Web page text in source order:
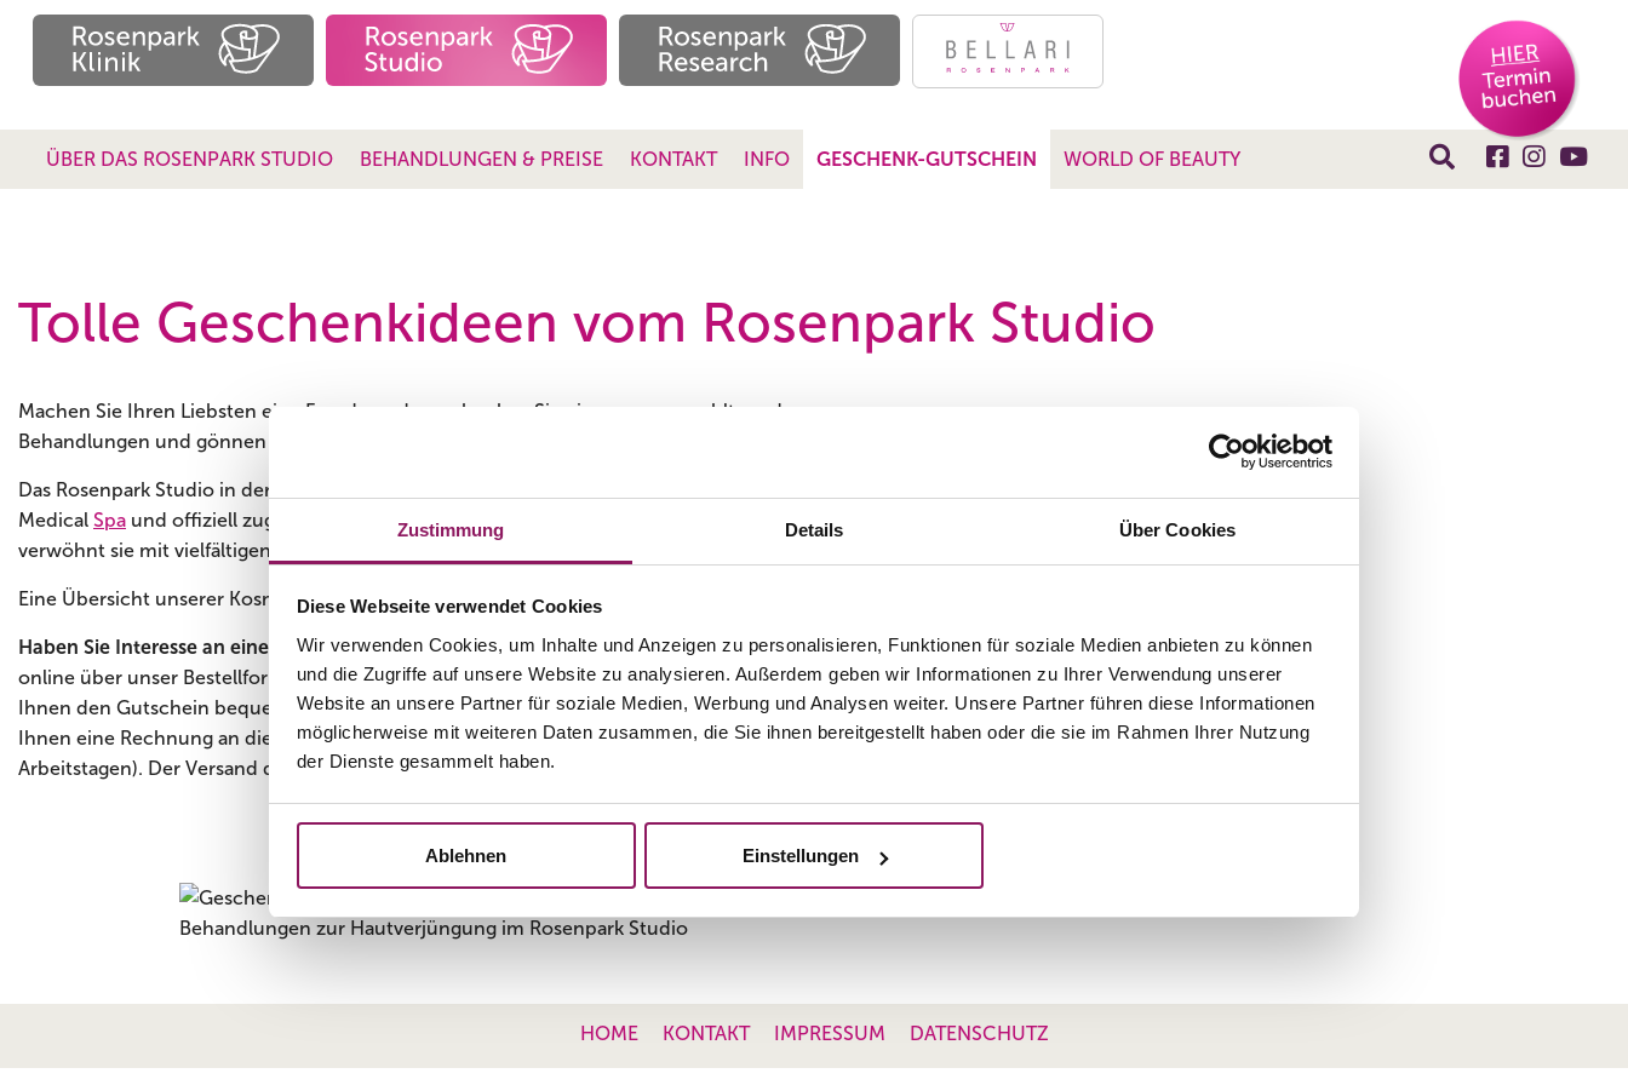
Zustimmung Details Über Cookies
Diese Webseite verwendet Cookies
Wir verwenden Cookies, um Inhalte und Anzeigen zu personalisieren, Funktionen für soziale Medien anbieten zu können
und die Zugriffe auf unsere Website zu analysieren. Außerdem geben wir Informationen zu Ihrer Verwendung unserer
Website an unsere Partner für soziale Medien, Werbung und Analysen weiter. Unsere Partner führen diese Informationen
möglicherweise mit weiteren Daten zusammen, die Sie ihnen bereitgestellt haben oder die sie im Rahmen Ihrer Nutzung
der Dienste gesammelt haben.
Ablehnen Einstellungen
ÜBER DAS ROSENPARK STUDIO BEHANDLUNGEN & PREISE KONTAKT INFO GESCHENK-GUTSCHEIN WORLD OF BEAUTY
Tolle Geschenkideen vom Rosenpark Studio
Machen Sie Ihren Liebsten eine Freude und verschenken Sie eine unserer wohltuenden
Behandlungen und gönnen Sie ihnen eine Auszeit vom Alltag.
Das Rosenpark Studio in der Innenstadt von Darmstadt ist ein exklusives
Medical Spa und offiziell zugelassene ärztliche Privatpraxis. Unser ausgebildetes Team
verwöhnt sie mit vielfältigen Kosmetikanwendungen an Gesicht und Körper.
Eine Übersicht unserer Kosmetik-Anwendungen finden Siehier.
Haben Sie Interesse an einem Geschenk-Gutschein?Bestellen Sie ihn ganz einfach
online über unser Bestellformular oder per Telefon (siehe unten). Gerne senden wir
Ihnen den Gutschein bequem und versandkostenfrei per Post zu. Hierfür senden wir
Ihnen eine Rechnung an die von Ihnen angegebene Mailadresse (innerhalb von 1-2
Arbeitstagen). Der Versand des Gutscheins erfolgt direkt nach Zahlungseingang.
HOME KONTAKT IMPRESSUM DATENSCHUTZ